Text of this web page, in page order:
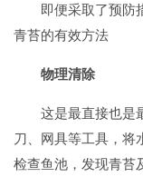
即便采取了预防
青苔的有效方法
物理清除
这是最直接也是
刀、网具等工具，将
检查鱼池，发现青苔